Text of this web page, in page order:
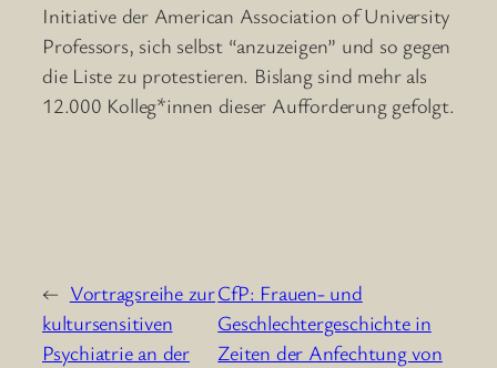
Initiative der American Association of University
Professors, sich selbst “anzuzeigen” und so gegen
die Liste zu protestieren. Bislang sind mehr als
12.000 Kolleg*innen dieser Aufforderung gefolgt.
← Vortragsreihe zur
kultursensitiven
Psychiatrie an der
CfP: Frauen- und
Geschlechtergeschichte in
Zeiten der Anfechtung von